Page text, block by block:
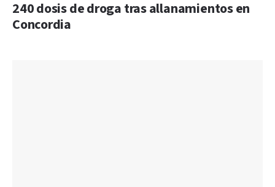
240 dosis de droga tras allanamientos en
Concordia